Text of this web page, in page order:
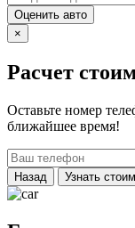
Оценить авто
×
Расчет
Оставьте номер
ближайшее время!
Назад Узнать